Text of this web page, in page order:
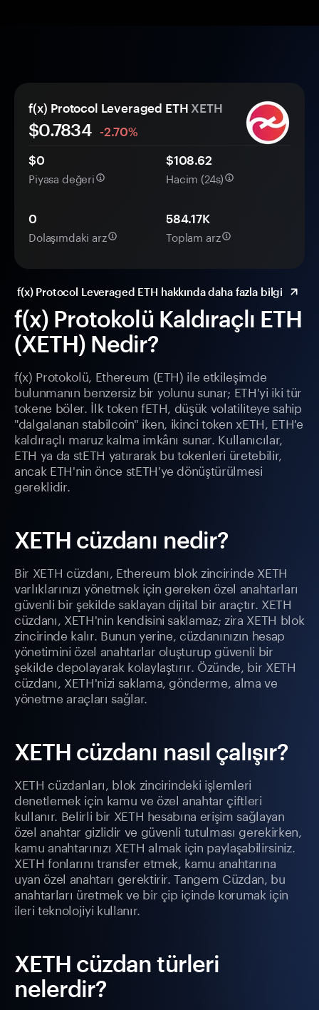
f(x) Protokolü Kaldıraçlı ETH
(XETH) Nedir?
f(x) Protokolü, Ethereum (ETH) ile etkileşimde
bulunmanın benzersiz bir yolunu sunar; ETH'yi iki tür
tokene böler. İlk token fETH, düşük volatiliteye sahip
"dalgalanan stabilcoin" iken, ikinci token xETH, ETH'e
kaldıraçlı maruz kalma imkânı sunar. Kullanıcılar,
ETH ya da stETH yatırarak bu tokenleri üretebilir,
ancak ETH'nin önce stETH'ye dönüştürülmesi
gereklidir.
XETH cüzdanı nedir?
Bir XETH cüzdanı, Ethereum blok zincirinde XETH
varlıklarınızı yönetmek için gereken özel anahtarları
güvenli bir şekilde saklayan dijital bir araçtır. XETH
cüzdanı, XETH'nin kendisini saklamaz; zira XETH blok
zincirinde kalır. Bunun yerine, cüzdanınızın hesap
yönetimini özel anahtarlar oluşturup güvenli bir
şekilde depolayarak kolaylaştırır. Özünde, bir XETH
cüzdanı, XETH'nizi saklama, gönderme, alma ve
yönetme araçları sağlar.
XETH cüzdanı nasıl çalışır?
XETH cüzdanları, blok zincirindeki işlemleri
denetlemek için kamu ve özel anahtar çiftleri
kullanır. Belirli bir XETH hesabına erişim sağlayan
özel anahtar gizlidir ve güvenli tutulması gerekirken,
kamu anahtarınızı XETH almak için paylaşabilirsiniz.
XETH fonlarını transfer etmek, kamu anahtarına
uyan özel anahtarı gerektirir. Tangem Cüzdan, bu
anahtarları üretmek ve bir çip içinde korumak için
ileri teknolojiyi kullanır.
XETH cüzdan türleri
nelerdir?
f(x) Protocol Leveraged ETH XETH
$0.7834
-2.70%
$0
Piyasa değeri
$108.62
Hacim (24s)
0
Dolaşımdaki arz
584.17K
Toplam arz
f(x) Protocol Leveraged ETH hakkında daha fazla bilgi